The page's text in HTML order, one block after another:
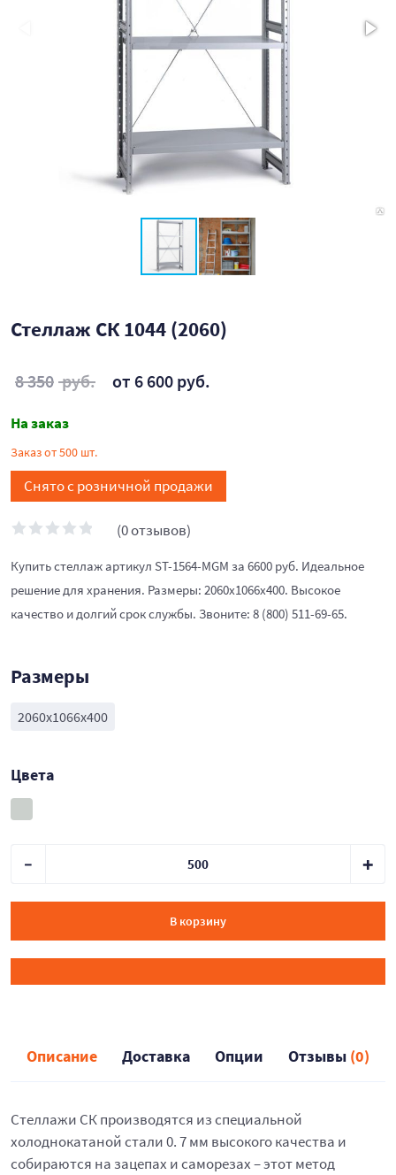
Стеллаж СК 1044 (2060)
8 350 руб. от 6 600 руб.
На заказ
Заказ от 500 шт.
Снято с розничной продажи
(0 отзывов)
Купить стеллаж артикул ST-1564-MGM за 6600 руб. Идеальное
решение для хранения. Размеры: 2060x1066x400. Высокое
качество и долгий срок службы. Звоните: 8 (800) 511-69-65.
Размеры
2060x1066x400
Цвета
В корзину
Описание Доставка Опции Отзывы (0)
Стеллажи СК производятся из специальной
холоднокатаной стали 0. 7 мм высокого качества и
собираются на зацепах и саморезах – этот метод